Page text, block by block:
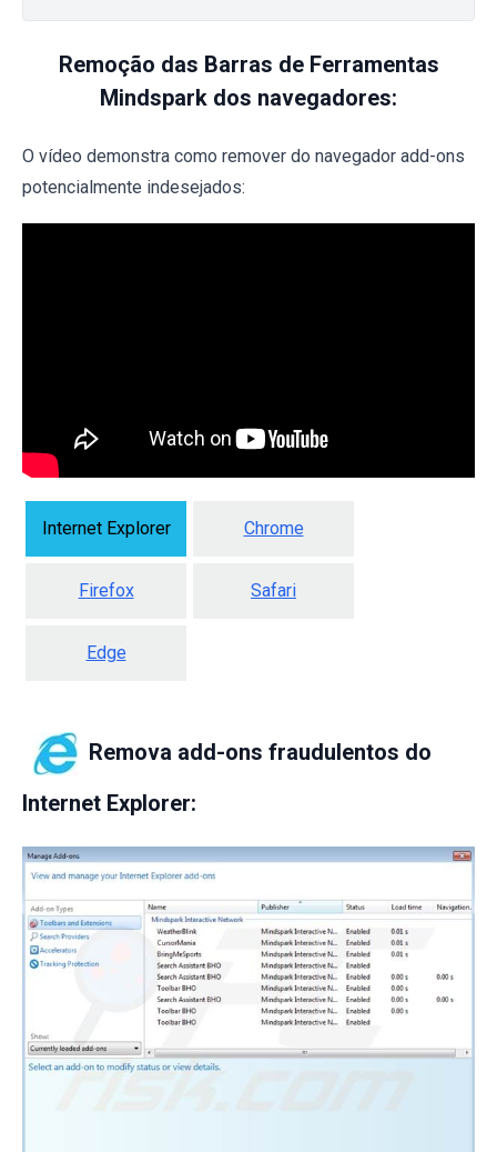
Remoção das Barras de Ferramentas
Mindspark dos navegadores:
O vídeo demonstra como remover do navegador add-ons
potencialmente indesejados:
Internet Explorer Chrome
Firefox Safari
Edge
Remova add-ons fraudulentos do
Internet Explorer: